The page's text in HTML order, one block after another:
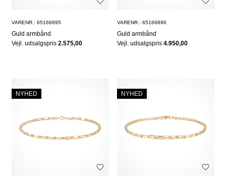
VARENR.: 65166895
Guld armbånd
Vejl. udsalgspris 2.575,00
VARENR.: 65166896
Guld armbånd
Vejl. udsalgspris4.950,00
NYHED NYHED